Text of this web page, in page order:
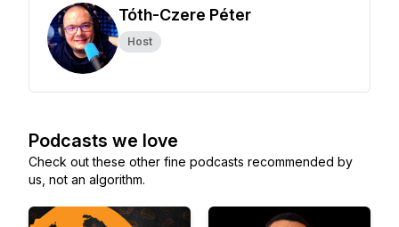
Tóth-Czere Péter
Host
Podcasts we love
Check out these other fine podcasts recommended by
us, not an algorithm.